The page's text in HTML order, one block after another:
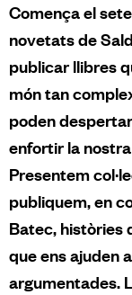
Comença el
novetats de
publicar llibres
món tan
poden
enfortir la
Presentem
publiquem, en
Batec, històries
que ens ajuden
argumentades.